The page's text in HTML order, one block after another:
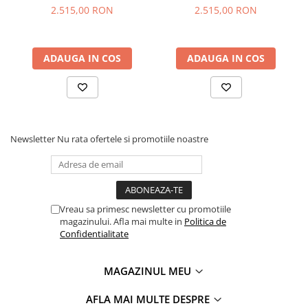
structura tip fagure pentru absorbtia energiei:
protectie pentru cap, gat si solduri
Confort premium pentru copil
– materiale naturale si
ergonomie
Silver Cross Motion 2 All Size ofera un nivel ridicat de
tesaturi din bambus moale, hipoalergenice
insert ergonomic pentru nou-nascut
tetiera reglabila in 8 pozitii
3 pozitii de inclinare pentru somn si relaxare
Perfect pentru calatorii lungi sau utilizare zilnica.
Captuseala Hydro Protect –
reversibila si detasabila
2.515,00 RON
ADAUGA IN COS
2.515,00 RON
ADAUGA IN COS
Newsletter Nu rata ofertele si promotiile noastre
Vreau sa primesc newsletter cu promotiile
magazinului. Afla mai multe in Politica de
Confidentialitate
MAGAZINUL MEU
AFLA MAI MULTE DESPRE